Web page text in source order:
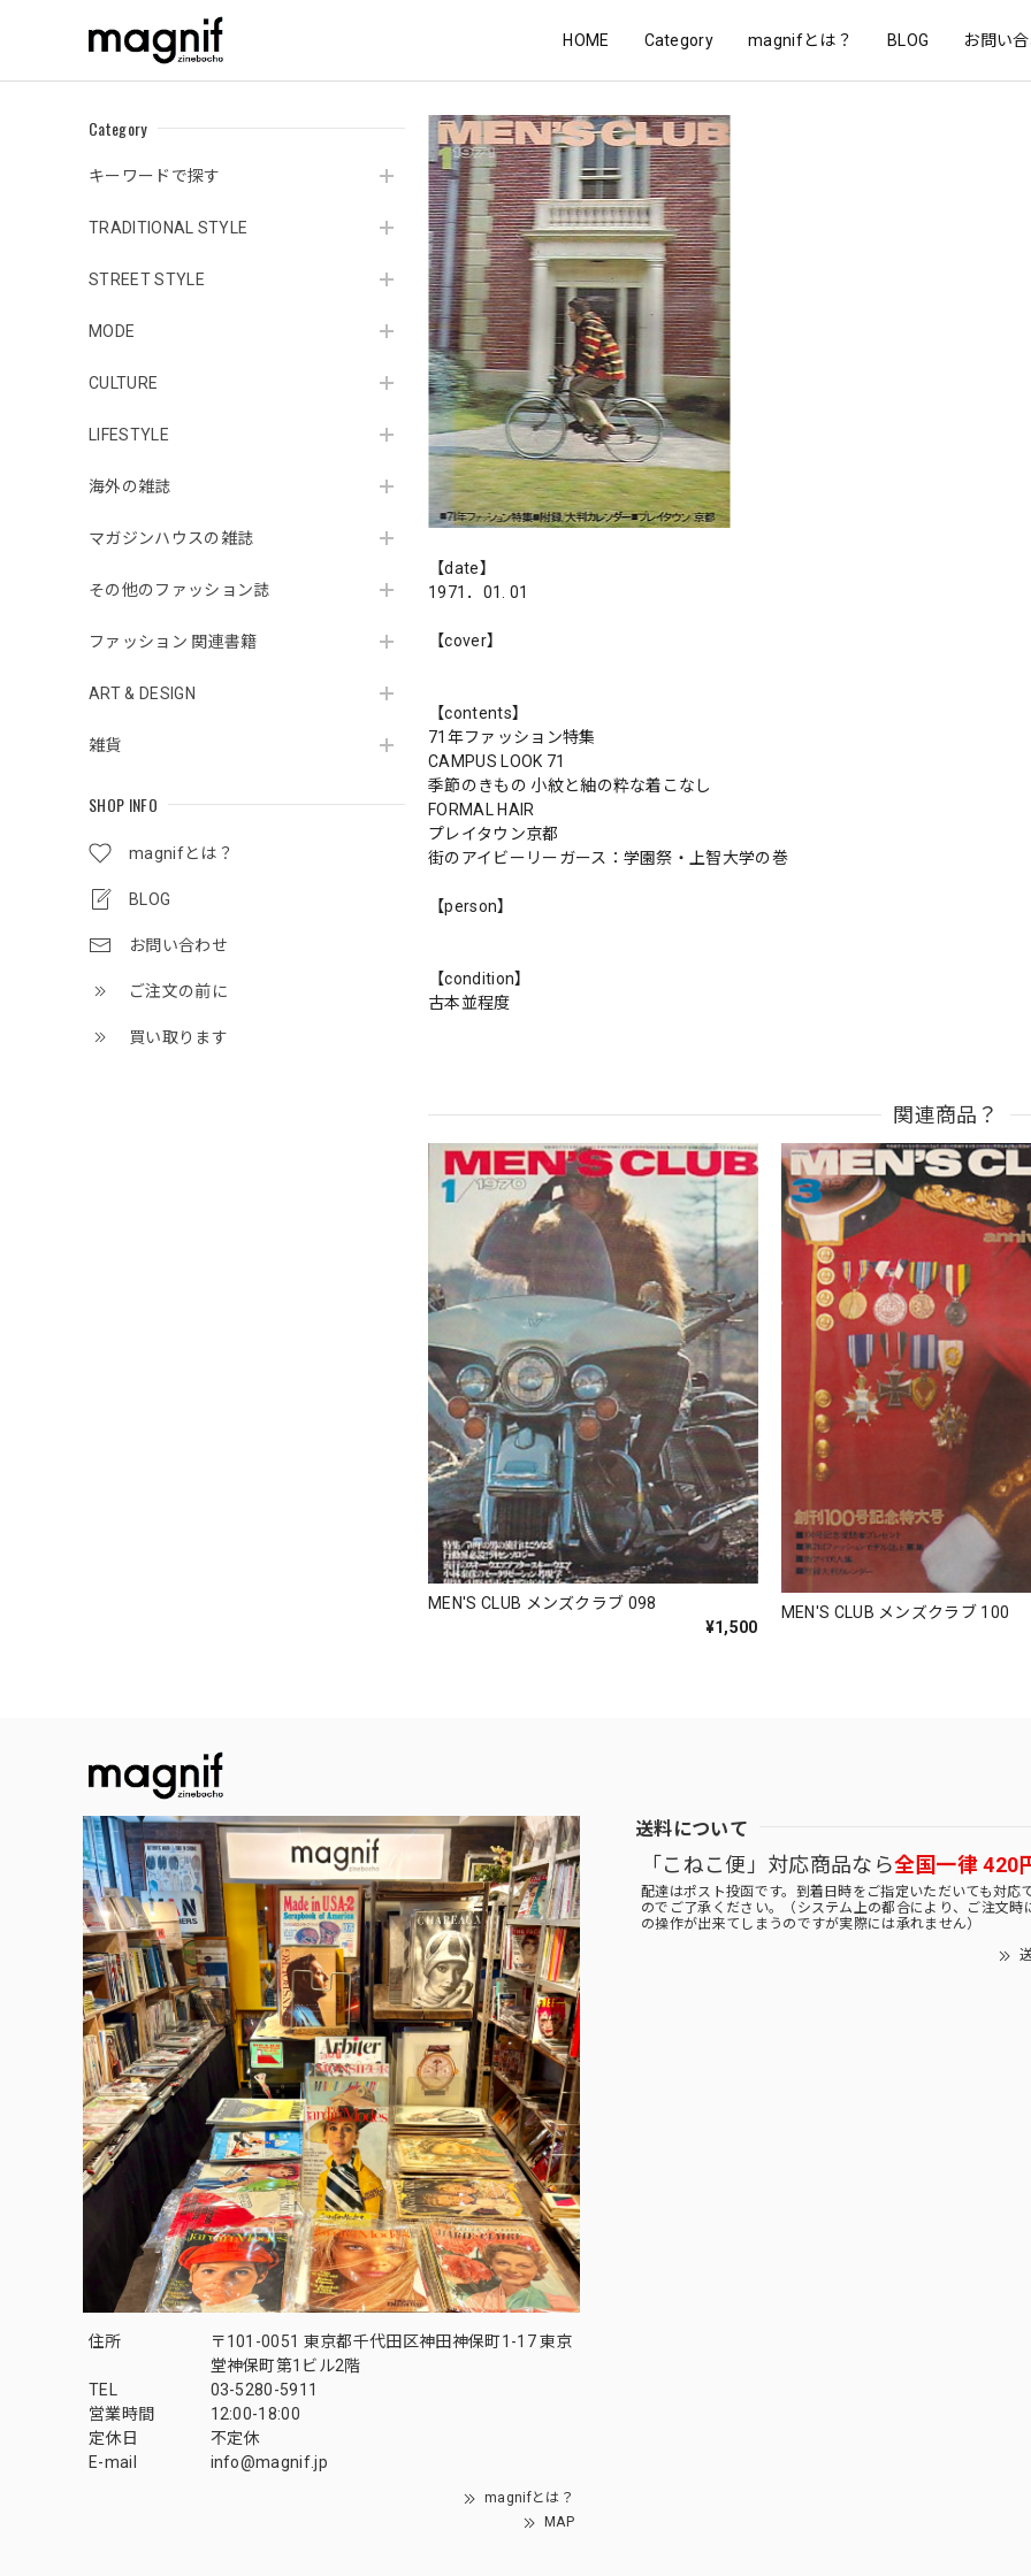
HOME Category magnifとは？ BLOG お問い
Category
キーワードで探す
TRADITIONAL STYLE
STREET STYLE
MODE
CULTURE
LIFESTYLE
海外の雑誌
マガジンハウスの雑誌
その他のファッション誌
ファッション 関連書籍
ART & DESIGN
雑貨
SHOP INFO
magnifとは？
BLOG
お問い合わせ
ご注文の前に
買い取ります
【date】
1971．01. 01
【cover】
【contents】
71年ファッション特集
CAMPUS LOOK 71
季節のきもの 小紋と紬の粋な着こなし
FORMAL HAIR
プレイタウン京都
街のアイビーリーガース：学園祭・上智大学の巻
【person】
【condition】
古本並程度
関連商品？
MEN'S CLUB メンズクラブ 098
¥1,500
MEN'S CLUB メンズクラブ 100
住所
〒101-0051 東京都千代田区神田神保町1-17 東京
堂神保町第1ビル2階
TEL
03-5280-5911
営業時間
12:00-18:00
定休日
不定休
E-mail
info@magnif.jp
magnifとは？
MAP
送料について
「こねこ便」対応商品なら全国一律 420
配達はポスト投函です。到着日時をご指定いただいても対応
のでご了承ください。（システム上の都合により、ご注文時
の操作が出来てしまうのですが実際には承れません）